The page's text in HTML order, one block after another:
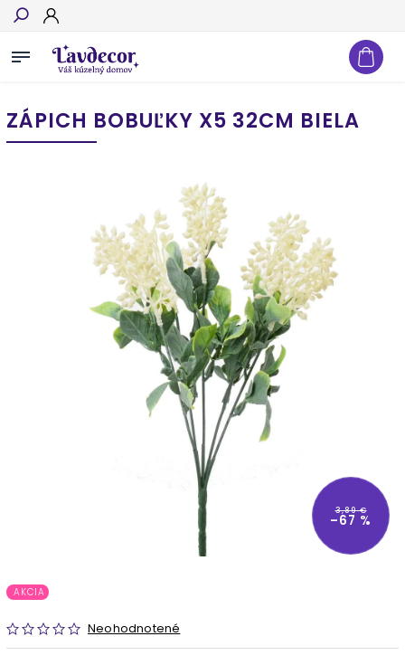
Hľadať
ZÁPICH BOBUĽKY X5 32CM BIELA
3,89 €
–67 %
AKCIA
Neohodnotené